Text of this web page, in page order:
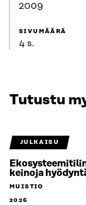
2009
SIVUMÄÄRÄ
4 s.
Tutustu
JULKAISU
keinoja
MUISTIO
2026